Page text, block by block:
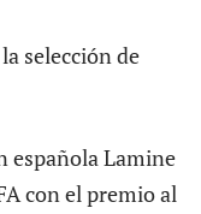
española Lamine
con el premio al